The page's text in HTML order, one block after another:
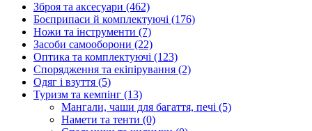
Зброя та аксесуари (462)
Боєприпаси й комплектуючі (176)
Ножи та інструменти (7)
Засоби самооборони (22)
Оптика та комплектуючі (123)
Спорядження та екіпірування (2)
Одяг і взуття (5)
Туризм та кемпінг (13)
Мангали, чаши для багаття, печі (5)
Намети та тенти (0)